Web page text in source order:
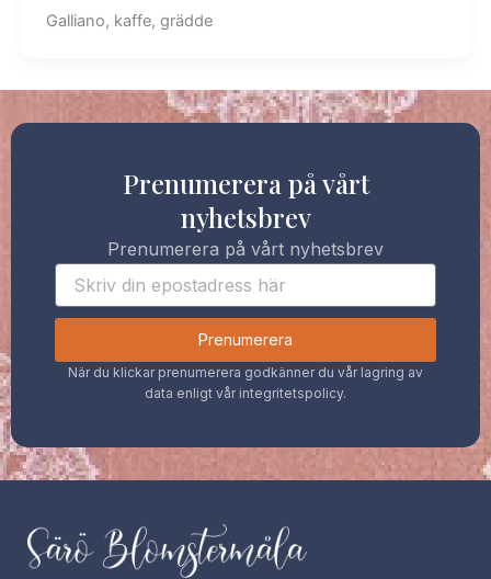
Galliano, kaffe, grädde
Prenumerera på vårt
nyhetsbrev
Prenumerera på vårt nyhetsbrev
Prenumerera
När du klickar prenumerera godkänner du vår lagring av
data enligt vår integritetspolicy.